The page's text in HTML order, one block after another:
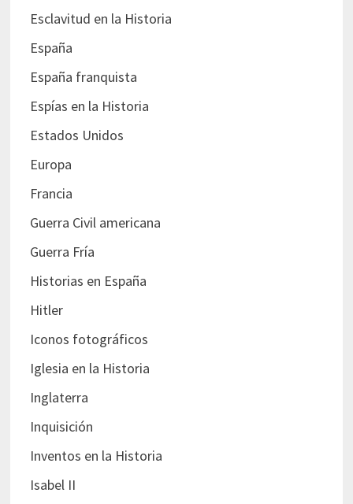
Esclavitud en la Historia
España
España franquista
Espías en la Historia
Estados Unidos
Europa
Francia
Guerra Civil americana
Guerra Fría
Historias en España
Hitler
Iconos fotográficos
Iglesia en la Historia
Inglaterra
Inquisición
Inventos en la Historia
Isabel II